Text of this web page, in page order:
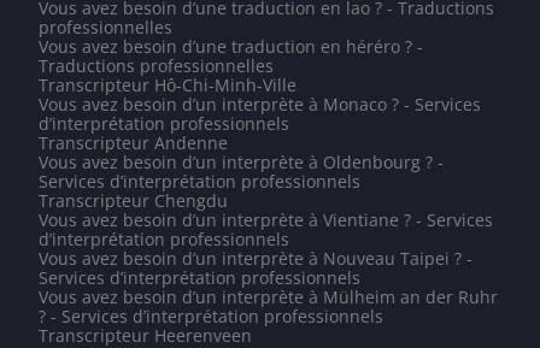
Vous avez besoin d’une traduction en lao ? - Traductions
professionnelles
Vous avez besoin d’une traduction en héréro ? -
Traductions professionnelles
Transcripteur Hô-Chi-Minh-Ville
Vous avez besoin d’un interprète à Monaco ? - Services
d’interprétation professionnels
Transcripteur Andenne
Vous avez besoin d’un interprète à Oldenbourg ? -
Services d’interprétation professionnels
Transcripteur Chengdu
Vous avez besoin d’un interprète à Vientiane ? - Services
d’interprétation professionnels
Vous avez besoin d’un interprète à Nouveau Taipei ? -
Services d’interprétation professionnels
Vous avez besoin d’un interprète à Mülheim an der Ruhr
? - Services d’interprétation professionnels
Transcripteur Heerenveen